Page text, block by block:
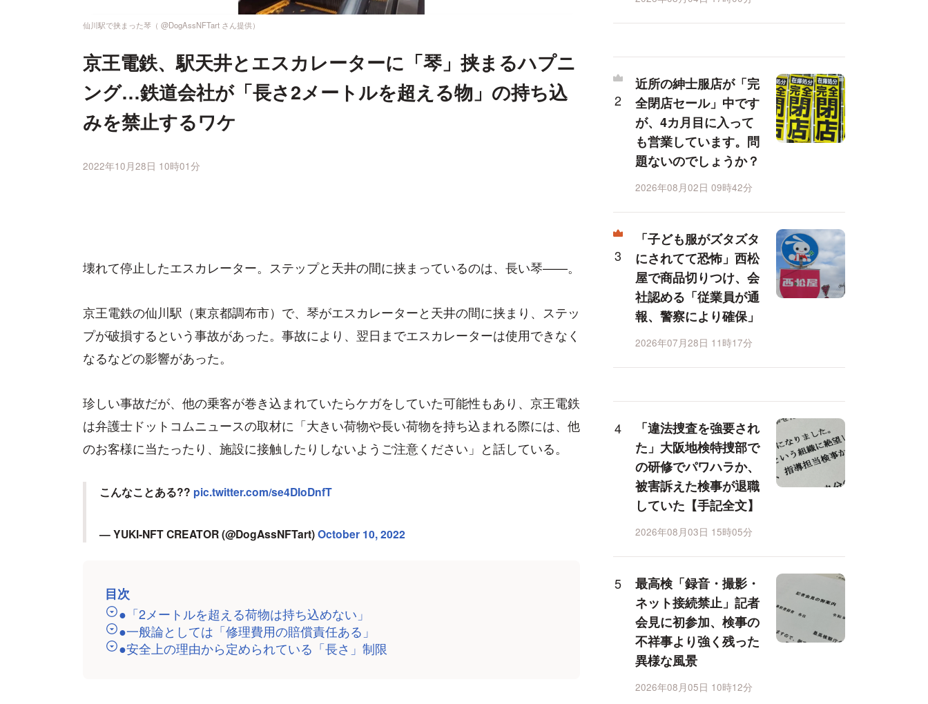
仙川駅で挟まった琴（ @DogAssNFTart さん提供）
京王電鉄、駅天井とエスカレーターに「琴」挟まるハプニ
ング…鉄道会社が「長さ2メートルを超える物」の持ち込
みを禁止するワケ
2022年10月28日 10時01分
壊れて停止したエスカレーター。ステップと天井の間に挟まっているのは、長い琴——。
京王電鉄の仙川駅（東京都調布市）で、琴がエスカレーターと天井の間に挟まり、ステッ
プが破損するという事故があった。事故により、翌日までエスカレーターは使用できなく
なるなどの影響があった。
珍しい事故だが、他の乗客が巻き込まれていたらケガをしていた可能性もあり、京王電鉄
は弁護士ドットコムニュースの取材に「大きい荷物や長い荷物を持ち込まれる際には、他
のお客様に当たったり、施設に接触したりしないようご注意ください」と話している。
こんなことある?? pic.twitter.com/se4DIoDnfT
— YUKI-NFT CREATOR (@DogAssNFTart)October 10, 2022
目次
●「2メートルを超える荷物は持ち込めない」
●一般論としては「修理費用の賠償責任ある」
●安全上の理由から定められている「長さ」制限
近所の紳士服店が「完
全閉店セール」中です
が、4カ月目に入って
も営業しています。問
題ないのでしょうか？
2026年08月02日 09時42分
「子ども服がズタズタ
にされてて恐怖」西松
屋で商品切りつけ、会
社認める「従業員が通
報、警察により確保」
2026年07月28日 11時17分
「違法捜査を強要され
た」大阪地検特捜部で
の研修でパワハラか、
被害訴えた検事が退職
していた【手記全文】
2026年08月03日 15時05分
最高検「録音・撮影・
ネット接続禁止」記者
会見に初参加、検事の
不祥事より強く残った
異様な風景
2026年08月05日 10時12分